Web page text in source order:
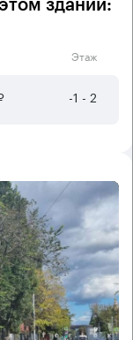
здании:
Этаж
-1 - 2